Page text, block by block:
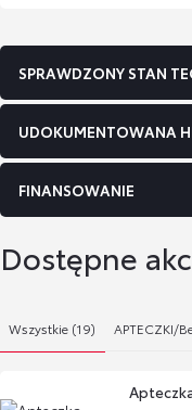
SPRAWDZONY STAN
UDOKUMENTOWANA
FINANSOWANIE
Dostępne
Wszystkie (19) APTECZKI/